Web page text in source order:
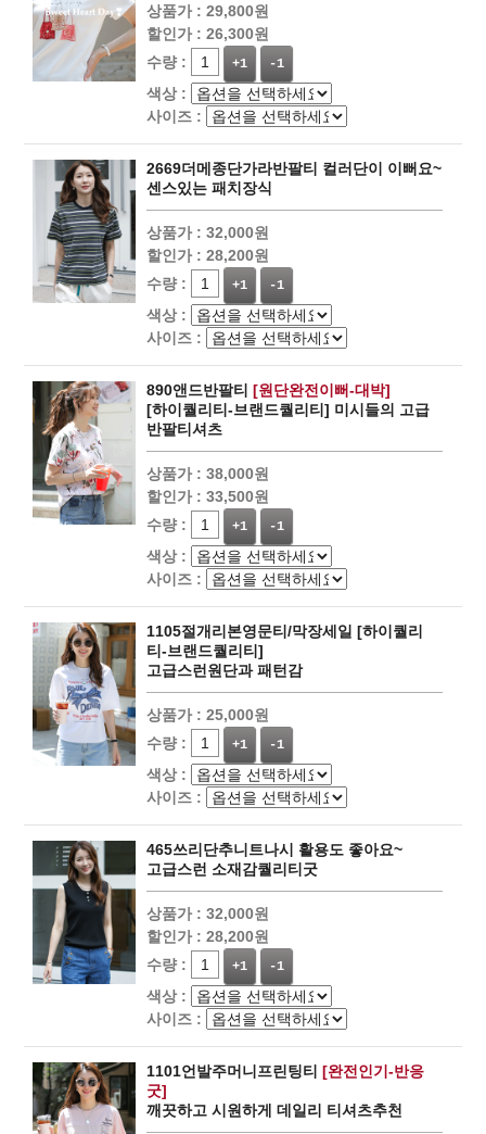
상품가 : 29,800원
할인가 : 26,300원
수량 :
+1 -1
색상 :
사이즈 :
2669더메종단가라반팔티 컬러단이 이뻐요~
센스있는 패치장식
상품가 : 32,000원
할인가 : 28,200원
수량 :
+1 -1
색상 :
사이즈 :
890앤드반팔티 [원단완전이뻐-대박]
[하이퀄리티-브랜드퀄리티] 미시들의 고급
반팔티셔츠
상품가 : 38,000원
할인가 : 33,500원
수량 :
+1 -1
색상 :
사이즈 :
1105절개리본영문티/막장세일 [하이퀄리
티-브랜드퀄리티]
고급스런원단과 패턴감
상품가 : 25,000원
수량 :
+1 -1
색상 :
사이즈 :
465쓰리단추니트나시 활용도 좋아요~
고급스런 소재감퀄리티굿
상품가 : 32,000원
할인가 : 28,200원
수량 :
+1 -1
색상 :
사이즈 :
1101언발주머니프린팅티 [완전인기-반응
굿]
깨끗하고 시원하게 데일리 티셔츠추천